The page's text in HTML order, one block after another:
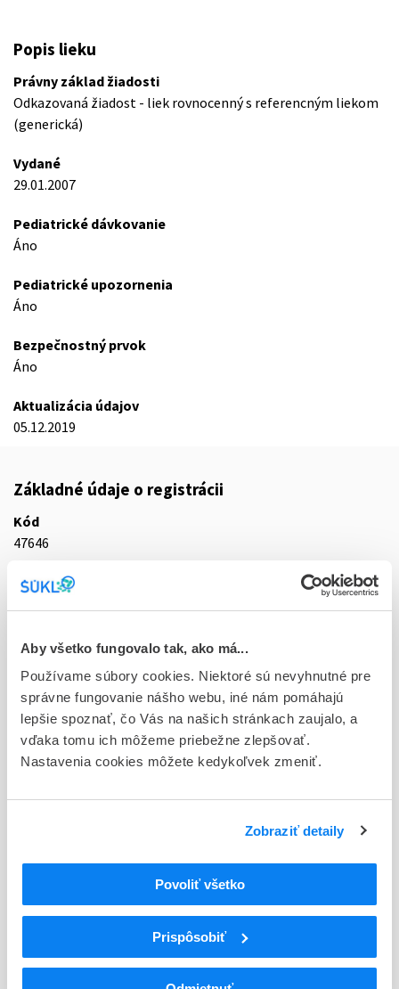
Aby všetko fungovalo tak, ako má...
Používame súbory cookies. Niektoré sú nevyhnutné pre
správne fungovanie nášho webu, iné nám pomáhajú
lepšie spoznať, čo Vás na našich stránkach zaujalo, a
vďaka tomu ich môžeme priebežne zlepšovať.
Nastavenia cookies môžete kedykoľvek zmeniť.
Zobraziť detaily
Povoliť všetko
Prispôsobiť
Popis lieku
Právny základ žiadosti
Odkazovaná žiadost - liek rovnocenný s referencným liekom
(generická)
Vydané
29.01.2007
Pediatrické dávkovanie
Áno
Pediatrické upozornenia
Áno
Bezpečnostný prvok
Áno
Aktualizácia údajov
05.12.2019
Základné údaje o registrácii
Kód
47646
Registračné číslo
Doplnok
Stav
D - Registrácia bez obmedzenia platnosti
Typ registračnej procedúry
42 - CHEMOTHERAPEUTICA (VRATANE TUBERKULOSTATIK)
ANTIINFEKTÍVA NA SYSTÉMOVÉ POUŽITIE